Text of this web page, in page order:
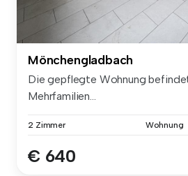
Mönchengladbach
Die gepflegte Wohnung
Mehrfamilien...
2 Zimmer Wohnung
€ 640